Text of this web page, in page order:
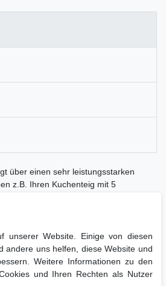
über einen sehr leistungsstarken
z.B. Ihren Kuchenteig mit 5
dem Gebrauch einfach den
Rührbesen und zwei Knethaken
unserer Website. Einige von diesen
andere uns helfen, diese Website und
Weitere Informationen zu den
und Ihren Rechten als Nutzer